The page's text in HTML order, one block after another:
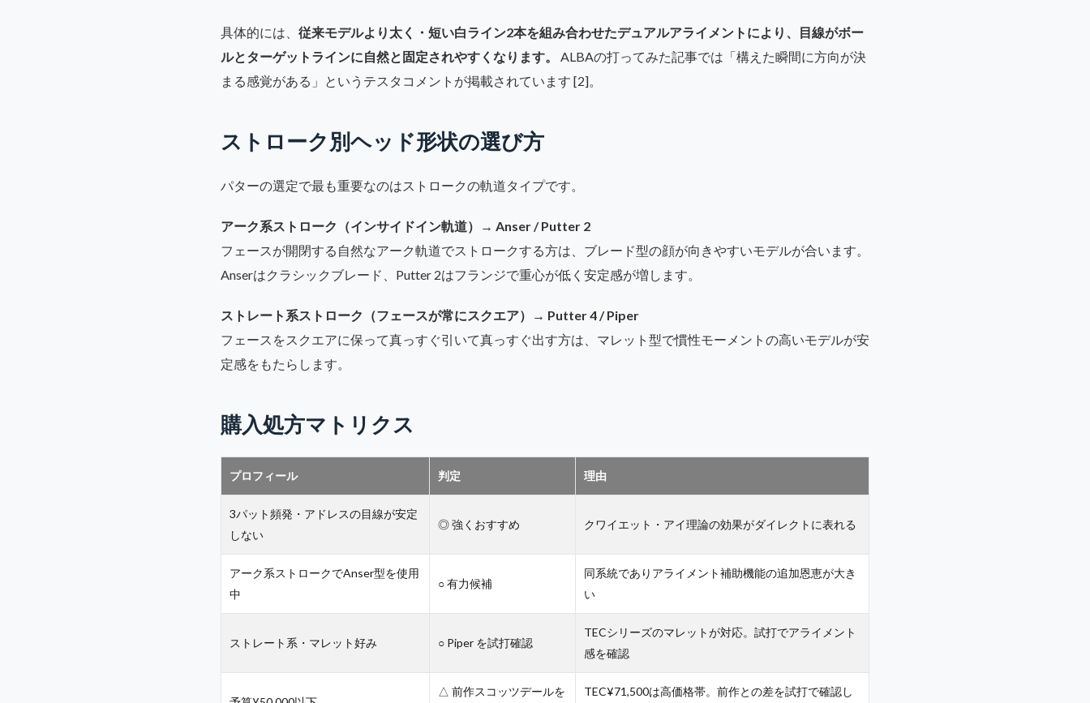
具体的には、 従来モデルより太く・短い白ライン2本を組み合わせたデュアルアライメントにより、目線がボー
ルとターゲットラインに自然と固定されやすくなります。
ALBAの打ってみた記事では「構えた瞬間に方向が決
まる感覚がある」というテスタコメントが掲載されています [2]。
ストローク別ヘッド形状の選び方
パターの選定で最も重要なのはストロークの軌道タイプです。
アーク系ストローク（インサイドイン軌道）→ Anser / Putter 2
フェースが開閉する自然なアーク軌道でストロークする方は、ブレード型の顔が向きやすいモデルが合います。
Anserはクラシックブレード、Putter 2はフランジで重心が低く安定感が増します。
ストレート系ストローク（フェースが常にスクエア）→ Putter 4 / Piper
フェースをスクエアに保って真っすぐ引いて真っすぐ出す方は、マレット型で慣性モーメントの高いモデルが安
定感をもたらします。
購入処方マトリクス
プロフィール 判定 理由
3パット頻発・アドレスの目線が安定
しない
◎ 強くおすすめ クワイエット・アイ理論の効果がダイレクトに表れる
アーク系ストロークでAnser型を使用
中
○ 有力候補
同系統でありアライメント補助機能の追加恩恵が大き
い
ストレート系・マレット好み ○ Piper を試打確認
TECシリーズのマレットが対応。試打でアライメント
感を確認
△ 前作スコッツデールを TEC¥71,500は高価格帯。前作との差を試打で確認し